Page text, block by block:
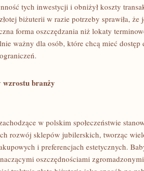
tych inwestycji i obniżył koszty
biżuterii w razie potrzeby sprawiła, że
forma oszczędzania niż lokaty
ważny dla osób, które chcą mieć dostęp
branży
w polskim społeczeństwie
rozwój sklepów jubilerskich, tworząc
i preferencjach estetycznych.
oszczędnościami